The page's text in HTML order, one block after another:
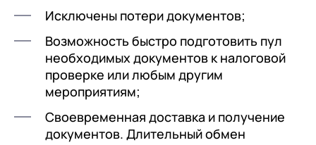
Исключены потери документов;
Возможность быстро подготовить пул
необходимых документов к налоговой
проверке или любым другим
мероприятиям;
Своевременная доставка и получение
документов. Длительный обмен